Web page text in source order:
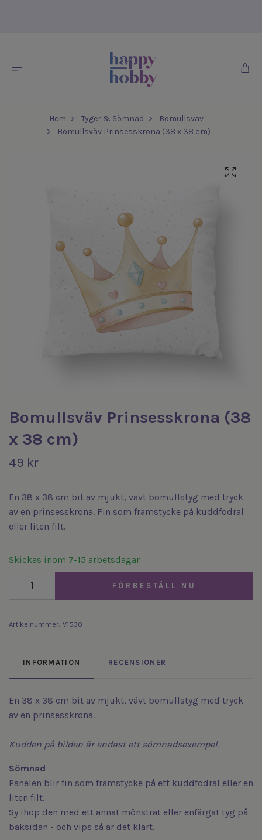
Hem Tyger & Sömnad
Bomullsväv
Bomullsväv Prinsesskrona (38 x 38 cm)
Bomullsväv Prinsesskrona (38
x 38 cm)
49 kr
En 38 x 38 cm bit av mjukt, vävt bomullstyg med tryck
av en prinsesskrona. Fin som framstycke på kuddfodral
eller liten filt.
Skickas inom 7-15 arbetsdagar
FÖRBESTÄLL NU
Artikelnummer: V1530
INFORMATION RECENSIONER
En 38 x 38 cm bit av mjukt, vävt bomullstyg med tryck
av en prinsesskrona.
Kudden på bilden är endast ett sömnadsexempel.
Sömnad
Panelen blir fin som framstycke på ett kuddfodral eller en
liten filt.
Sy ihop den med ett annat mönstrat eller enfärgat tyg på
baksidan - och vips så är det klart.